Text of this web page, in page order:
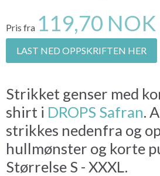
Pris fra 119,70 NOK
LAST NED OPPSKRIFTEN HER
Strikket genser med
shirt i DROPS Safran.
strikkes nedenfra og
hullmønster og korte
Størrelse S - XXXL.